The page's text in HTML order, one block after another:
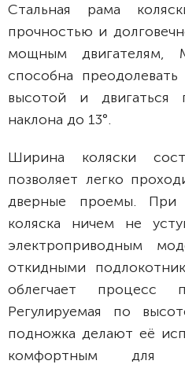
Стальная рама
прочностью и
мощным двигателям,
способна
высотой и
наклона до 13°.
Ширина коляски
позволяет легко
дверные проемы. При
коляска ничем не
электроприводным
откидными
облегчает процесс
Регулируемая по
подножка делают её
комфортным для